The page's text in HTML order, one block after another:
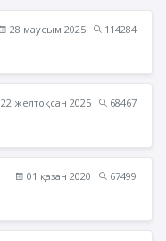
28 маусым 2025
114284
22 желтоқсан 2025
68467
01 қазан 2020
67499